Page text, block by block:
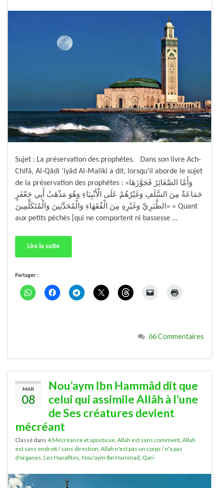
Sujet : La préservation des prophètes. Dans son livre Ach-
Chifâ, Al-Qâdi ‘iyâd Al-Maliki a dit, lorsqu’il aborde le sujet
de la préservation des prophètes : «وَأَمَّا الصَّغَائِرُ فَجَوَّزَهَا
جَمَاعَةٌ مِنَ السَّلَفِ وَغَيْرُهُمْ عَلَى الْأَنْبِيَاءِ وَهُوَ مَذْهَبُ أَبِي جَعْفَرٍ
الطَّبَرِيِّ وَغَيْرِهِ مِنَ الْفُقَهَاءِ وَالْمُحَدِّثِينَ وَالْمُتَكَلِّمِينَ» « Quant
aux petits péchés [qui ne comportent ni bassesse …
Lire la suite
Partager :
66 Commentaires
MAR
08
Nou’aym Ibn Hammâd dit que
celui qui assimile Allâh à l’une
de Ses créatures devient
mécréant
Classé dans 4.Mécréance et apostasie, Allah est sans comment, Allah
est sans endroit / sans direction, Allah n'est pas un corps / n'a pas
d'organes, Les Hanafites, Nou'aym Ibn Hammad, Qari